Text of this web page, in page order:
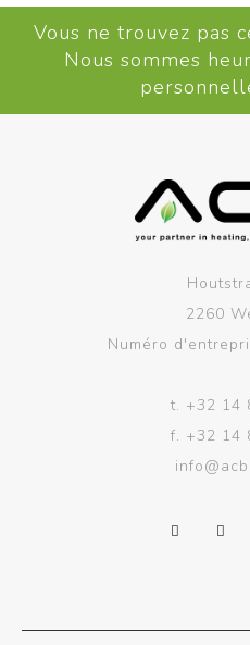
Vous ne trouvez pas
Nous sommes
2260
Numéro
t. +32 14
f. +32 14